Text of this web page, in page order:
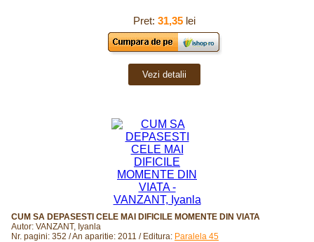
Pret: 31,35lei
Vezi detalii
CUM SA DEPASESTI CELE MAI DIFICILE MOMENTE DIN VIATA
Autor: VANZANT, Iyanla
Nr. pagini: 352 / An aparitie: 2011 / Editura: Paralela 45